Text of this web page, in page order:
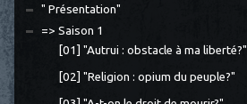
" Présentation"
=> Saison 1
[01] "Autrui : obstacle à ma liberté?"
[02] "Religion : opium du peuple?"